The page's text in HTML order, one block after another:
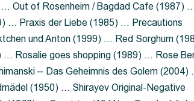
… Out of Rosenheim / Bagdad Cafe (1987) …
… Praxis der Liebe (1985) … Precautions
und Anton (1999) … Red Sorghum
Rosalie goes shopping (1989) … Rose
– Das Geheimnis des Golem (2004)
(1950) … Shirayev Original-Negative